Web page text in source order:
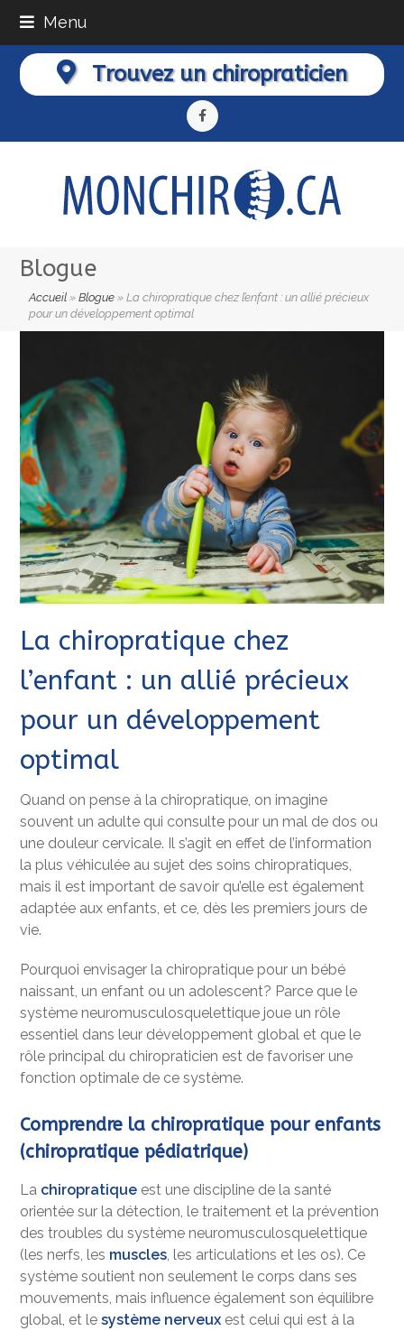
Menu
Trouvez un chiropraticien
Facebook
Blogue
Accueil »Blogue »La chiropratique chez l’enfant : un allié précieux
pour un développement optimal
La chiropratique chez
l’enfant : un allié précieux
pour un développement
optimal
Quand on pense à la chiropratique, on imagine
souvent un adulte qui consulte pour un mal de dos ou
une douleur cervicale. Il s’agit en effet de l’information
la plus véhiculée au sujet des soins chiropratiques,
mais il est important de savoir qu’elle est également
adaptée aux enfants, et ce, dès les premiers jours de
vie.
Pourquoi envisager la chiropratique pour un bébé
naissant, un enfant ou un adolescent? Parce que le
système neuromusculosquelettique joue un rôle
essentiel dans leur développement global et que le
rôle principal du chiropraticien est de favoriser une
fonction optimale de ce système.
Comprendre la chiropratique pour enfants
(chiropratique pédiatrique)
La chiropratique est une discipline de la santé
orientée sur la détection, le traitement et la prévention
des troubles du système neuromusculosquelettique
(les nerfs, les muscles, les articulations et les os). Ce
système soutient non seulement le corps dans ses
mouvements, mais influence également son équilibre
global, et lesystème nerveux est celui qui est à la